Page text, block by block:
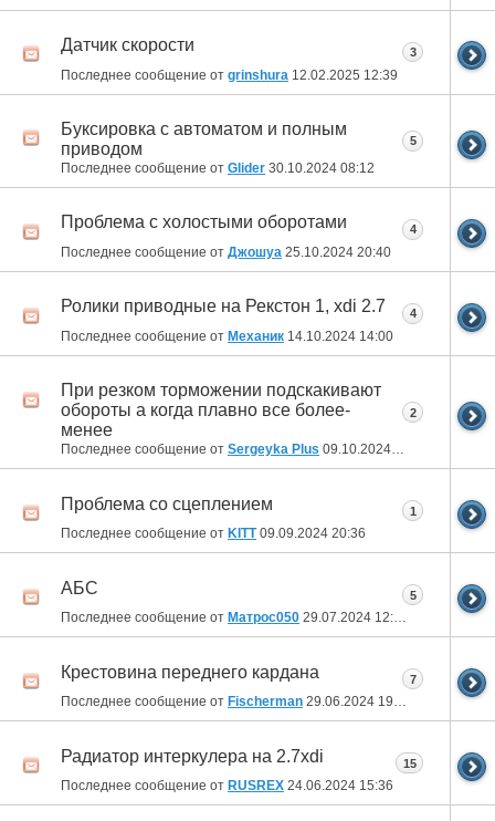
Датчик скорости
Последнее сообщение от grinshura 12.02.2025 12:39
3
Буксировка с автоматом и полным
приводом
Последнее сообщение от Glider 30.10.2024 08:12
5
Проблема с холостыми оборотами
Последнее сообщение от Джошуа 25.10.2024 20:40
4
Ролики приводные на Рекстон 1, xdi 2.7
Последнее сообщение от Механик 14.10.2024 14:00
4
При резком торможении подскакивают
обороты а когда плавно все более-
менее
Последнее сообщение от Sergeyka Plus 09.10.2024 03:16
2
Проблема со сцеплением
Последнее сообщение от KITT09.09.2024 20:36
1
АБС
Последнее сообщение от Матрос050 29.07.2024 12:59
5
Крестовина переднего кардана
Последнее сообщение от Fischerman 29.06.2024 19:23
7
Радиатор интеркулера на 2.7xdi
Последнее сообщение от RUSREX 24.06.2024 15:36
15